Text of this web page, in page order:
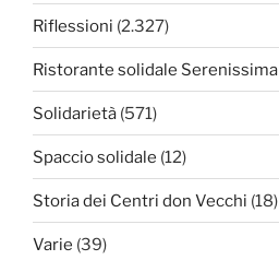
Riflessioni (2.327)
Ristorante solidale Serenissima
Solidarietà (571)
Spaccio solidale (12)
Storia dei Centri don Vecchi (18)
Varie (39)